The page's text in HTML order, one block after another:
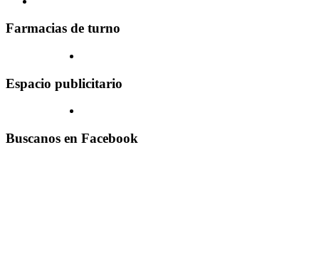
Farmacias de turno
Espacio publicitario
Buscanos en Facebook